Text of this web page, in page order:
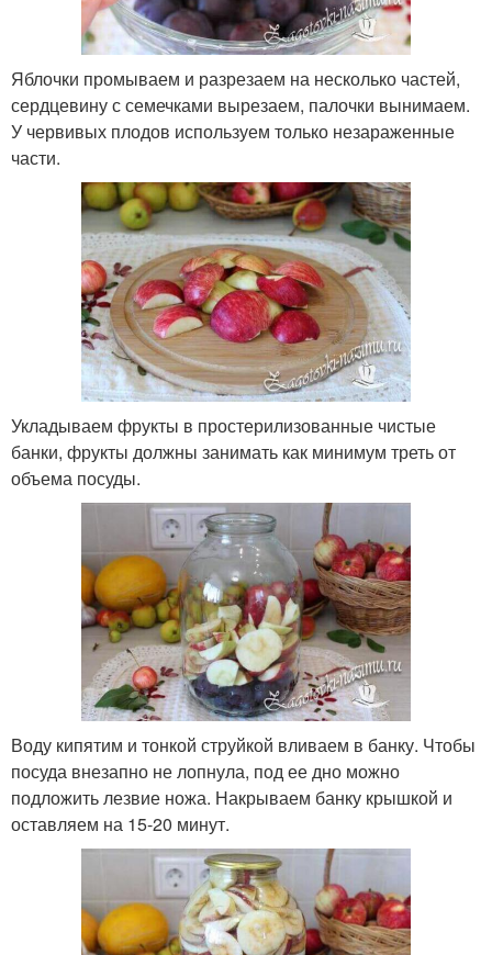
Яблочки промываем и разрезаем на несколько частей,
сердцевину с семечками вырезаем, палочки вынимаем.
У червивых плодов используем только незараженные
части.
Укладываем фрукты в простерилизованные чистые
банки, фрукты должны занимать как минимум треть от
объема посуды.
Воду кипятим и тонкой струйкой вливаем в банку. Чтобы
посуда внезапно не лопнула, под ее дно можно
подложить лезвие ножа. Накрываем банку крышкой и
оставляем на 15-20 минут.